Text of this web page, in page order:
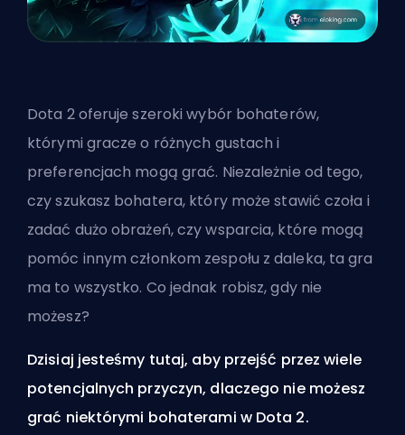
Dota 2 oferuje szeroki wybór bohaterów,
którymi gracze o różnych gustach i
preferencjach mogą grać. Niezależnie od tego,
czy szukasz bohatera, który może stawić czoła i
zadać dużo obrażeń, czy wsparcia, które mogą
pomóc innym członkom zespołu z daleka, ta gra
ma to wszystko. Co jednak robisz, gdy nie
możesz?
Dzisiaj jesteśmy tutaj, aby przejść przez wiele
potencjalnych przyczyn, dlaczego nie możesz
grać niektórymi bohaterami w Dota 2.